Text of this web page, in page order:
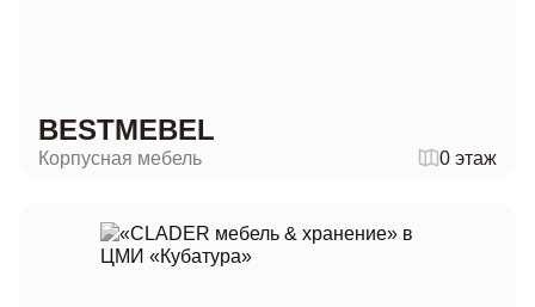
BESTMEBEL
Корпусная мебель 0 этаж